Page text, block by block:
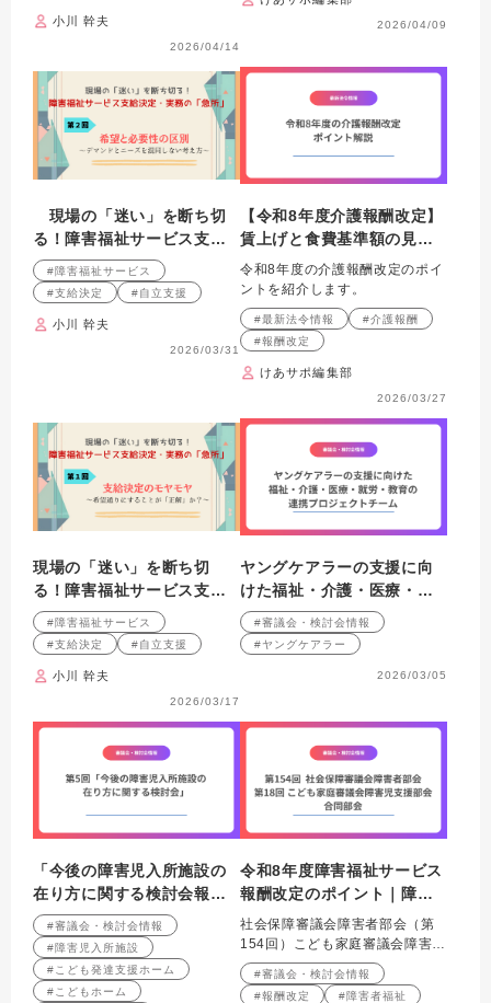
明するか～
小川 幹夫
2026/04/14
2026/04/09
現場の「迷い」を断ち切
る！障害福祉サービス支給
決定・実務の「急所」 第２
回 希望と必要性の区別
～デマンドとニーズを混同
しない考え方～
#障害福祉サービス
#支給決定
#自立支援
小川 幹夫
2026/03/31
【令和8年度介護報酬改定】
賃上げと食費基準額の見直
しを解説
令和8年度の介護報酬改定のポイ
ントを紹介します。
#最新法令情報
#介護報酬
#報酬改定
けあサポ編集部
2026/03/27
現場の「迷い」を断ち切
る！障害福祉サービス支給
決定・実務の「急所」 第１
回 支給決定のモヤモヤ
～希望通りにすることが
「正解」か？～
#障害福祉サービス
#支給決定
#自立支援
小川 幹夫
2026/03/17
ヤングケアラーの支援に向
けた福祉・介護・医療・就
労・教育の連携プロジェク
トチーム
#審議会・検討会情報
#ヤングケアラー
2026/03/05
「今後の障害児入所施設の
在り方に関する検討会報告
書」（素案）について～
「こどもホーム」（仮称）
の創設など～
#審議会・検討会情報
#障害児入所施設
#こども発達支援ホーム
#こどもホーム
令和8年度障害福祉サービス
報酬改定のポイント｜障害
者部会・障害児支援部会合
同部会
社会保障審議会障害者部会（第
154回）こども家庭審議会障害児
支援部会（第18回）合同部会に
ついて紹介
#審議会・検討会情報
#報酬改定
#障害者福祉